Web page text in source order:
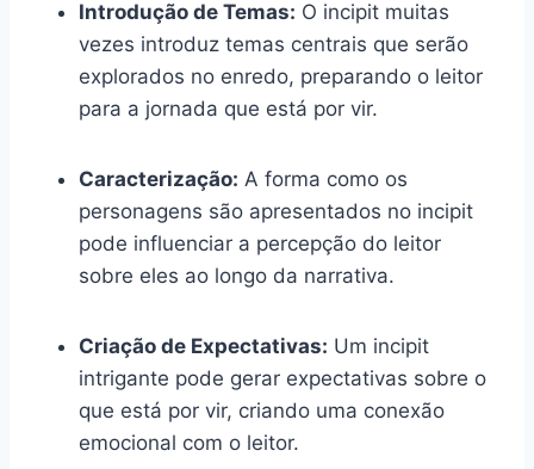
Introdução de Temas: O incipit muitas
vezes introduz temas centrais que serão
explorados no enredo, preparando o leitor
para a jornada que está por vir.
Caracterização: A forma como os
personagens são apresentados no incipit
pode influenciar a percepção do leitor
sobre eles ao longo da narrativa.
Criação de Expectativas: Um incipit
intrigante pode gerar expectativas sobre o
que está por vir, criando uma conexão
emocional com o leitor.